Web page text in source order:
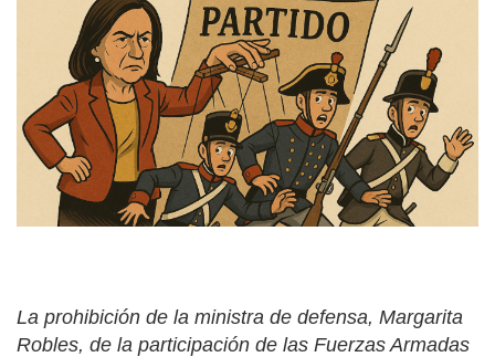
La prohibición de la ministra de defensa, Margarita
Robles, de la participación de las Fuerzas Armadas